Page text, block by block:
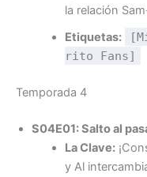
la relación
Etiquetas:
rito Fans]
Temporada 4
S04E01: Salto al
La Clave:
y Al